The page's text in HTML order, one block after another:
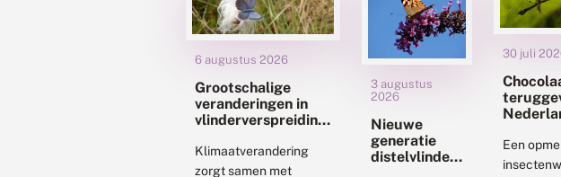
6 augustus 2026
Grootschalige
veranderingen in
vlinderverspreiding
klimaatverandering:
uitdagingen voor
Klimaatverandering
zorgt samen met
3 augustus
2026
Nieuwe
generatie
distelvlinders
30 juli
Een